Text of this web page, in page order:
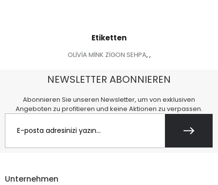
Etiketten
OLİVİA MİNK ZİGON SEHPA, ,
NEWSLETTER ABONNIEREN
Abonnieren Sie unseren Newsletter, um von exklusiven
Angeboten zu profitieren und keine Aktionen zu verpassen.
Unternehmen